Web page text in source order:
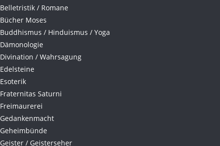
Belletristik / Romane
Bücher Moses
Buddhismus / Hinduismus / Yoga
Dämonologie
Divination / Wahrsagung
Edelsteine
Esoterik
Fraternitas Saturni
Freimaurerei
Gedankenmacht
Geheimbünde
Geister / Geisterseher